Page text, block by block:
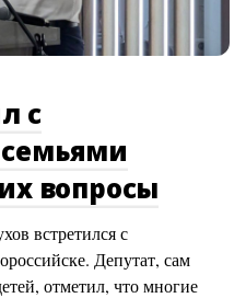
с
вопросы
встретился с
Депутат, сам
отметил, что многие